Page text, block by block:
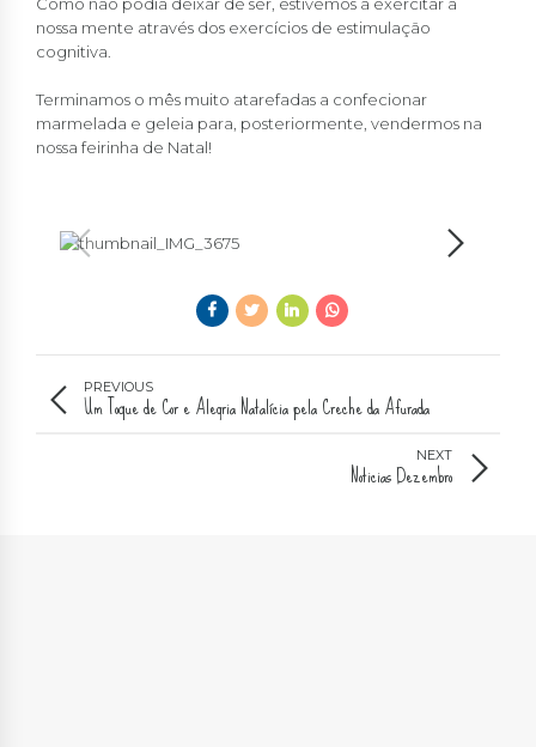
nossa mente através dos exercícios de estimulação
cognitiva.
Terminamos o mês muito atarefadas a confecionar
marmelada e geleia para, posteriormente, vendermos na
nossa feirinha de Natal!
PREVIOUS
Um Toque de Cor e Alegria Natalícia pela Creche da Afurada
NEXT
Noticias Dezembro